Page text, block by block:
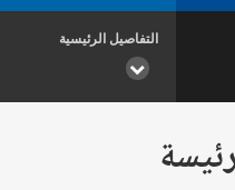
التفاصيل الرئيسية